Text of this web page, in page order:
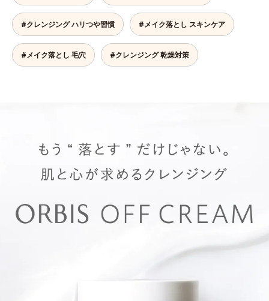
#クレンジング ハリつや習慣 #メイク落とし スキンケア
#メイク落とし 毛穴 #クレンジング 乾燥対策